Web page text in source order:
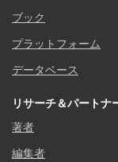
ブック
プラットフォーム
データベース
リサーチ＆パートナ
著者
編集者